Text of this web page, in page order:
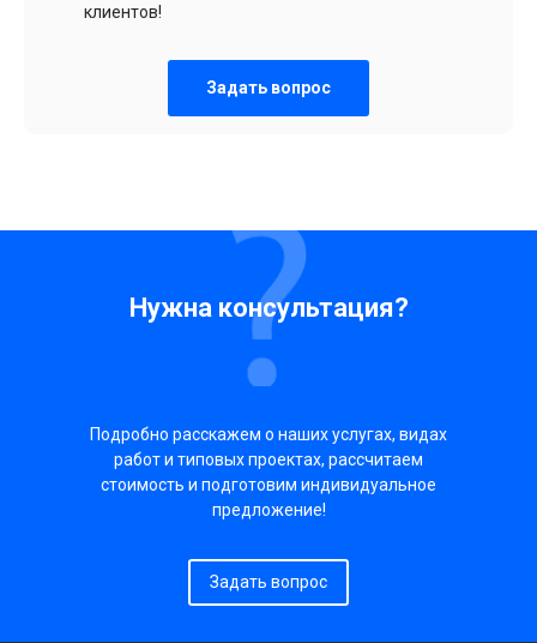
клиентов!
Задать вопрос
Нужна консультация?
Подробно расскажем о наших услугах, видах
работ и типовых проектах, рассчитаем
стоимость и подготовим индивидуальное
предложение!
Задать вопрос